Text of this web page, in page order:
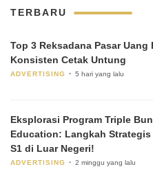
TERBARU
Top 3 Reksadana Pasar Uang
Konsisten Cetak Untung
ADVERTISING 5 hari yang lalu
Eksplorasi Program Triple
Education: Langkah
S1 di Luar Negeri!
ADVERTISING 2 minggu yang lalu